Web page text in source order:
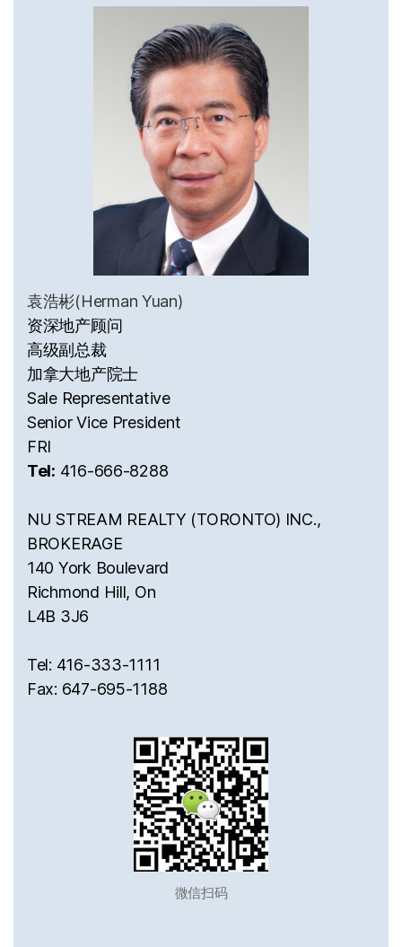
袁浩彬(Herman Yuan)
资深地产顾问
高级副总裁
加拿大地产院士
Sale Representative
Senior Vice President
FRI
Tel: 416-666-8288
NU STREAM REALTY (TORONTO) INC.,
BROKERAGE
140 York Boulevard
Richmond Hill, On
L4B 3J6
Tel: 416-333-1111
Fax: 647-695-1188
微信扫码